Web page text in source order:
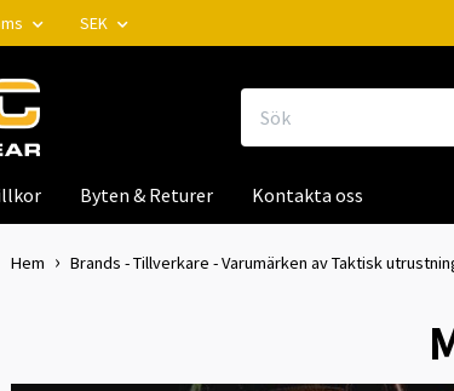
SEK
Byten & Returer Kontakta oss
Hem Brands - Tillverkare - Varumärken av Taktisk